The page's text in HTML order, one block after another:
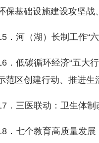
保基础设施建设攻坚战
河（湖）长制工作“六
低碳循环经济“五大行
范区创建行动、推进生
三医联动：卫生体制
七个教育高质量发展